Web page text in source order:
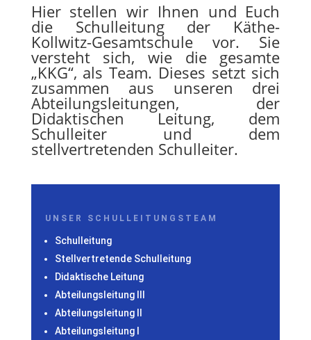
Hier stellen wir Ihnen und Euch
die Schulleitung der Käthe-
Kollwitz-Gesamtschule vor. Sie
versteht sich, wie die gesamte
„KKG“, als Team. Dieses setzt sich
zusammen aus unseren drei
Abteilungsleitungen, der
Didaktischen Leitung, dem
Schulleiter und dem
stellvertretenden Schulleiter.
UNSER SCHULLEITUNGSTEAM
Schulleitung
Stellvertretende Schulleitung
Didaktische Leitung
Abteilungsleitung III
Abteilungsleitung II
Abteilungsleitung I